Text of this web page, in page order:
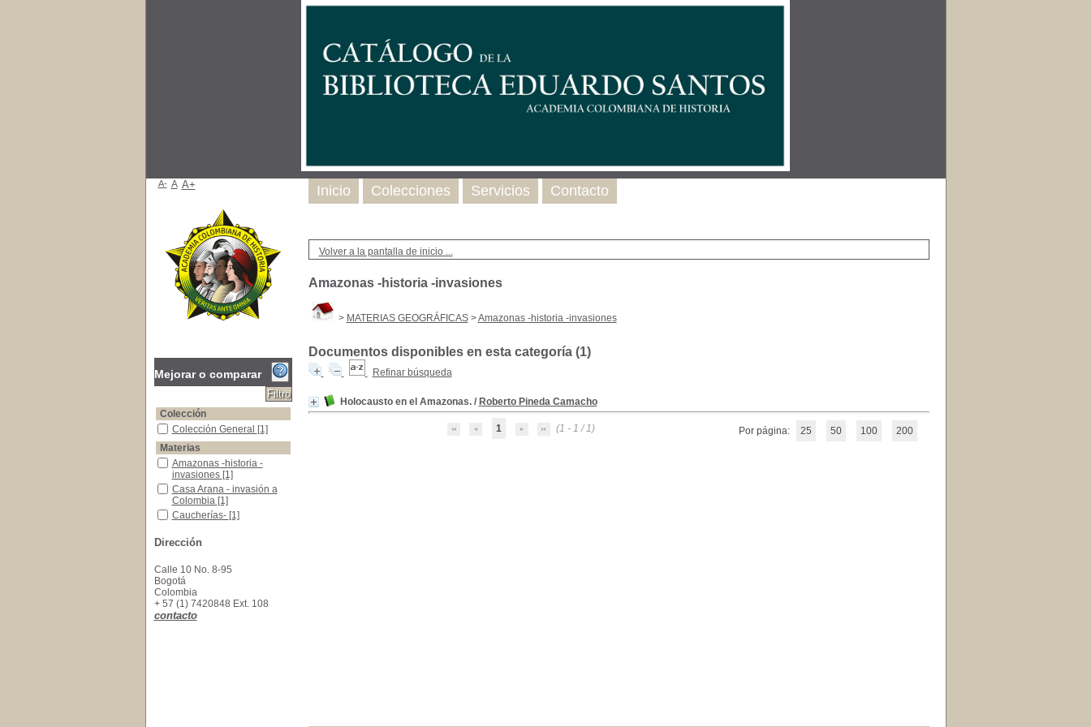
Volver a la pantalla de inicio ...
Amazonas -historia -invasiones
> MATERIAS GEOGRÁFICAS>Amazonas -historia -invasiones
Documentos disponibles en esta categoría (1)
Refinar búsqueda
Holocausto en el Amazonas./ Roberto Pineda Camacho
1 (1 - 1 / 1) Por página: 25 50 100 200
Inicio Colecciones Servicios Contacto
A- A A+
Mejorar o comparar
Colección
Colección General
Colección General [1]
Materias
Amazonas -historia -invasiones
Amazonas -historia -
invasiones [1]
Casa Arana - invasión a Colombia
Casa Arana - invasión a
Colombia [1]
Caucherías-
Caucherías- [1]
problemática
[1]
Dirección
Calle 10 No. 8-95
Bogotá
Colombia
+ 57 (1) 7420848 Ext. 108
contacto